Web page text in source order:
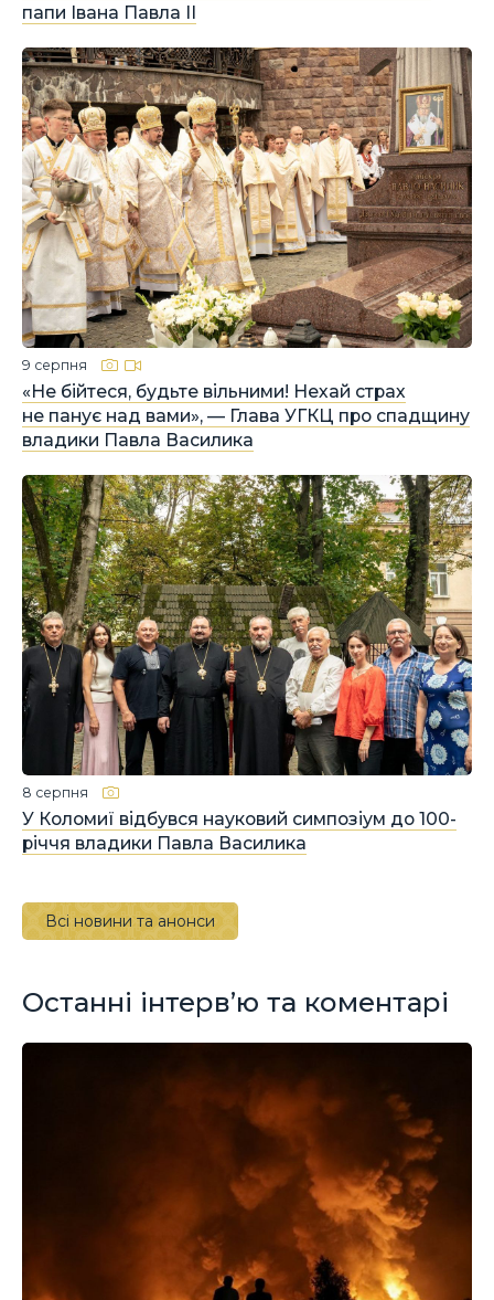
папи Івана Павла II
«Не бійтеся, будьте вільними! Нехай страх
не панує над вами», — Глава УГКЦ про спадщину
владики Павла Василика
9 серпня
У Коломиї відбувся науковий симпозіум до 100-
річчя владики Павла Василика
8 серпня
Всі новини та анонси
Останні інтерв’ю та коментарі